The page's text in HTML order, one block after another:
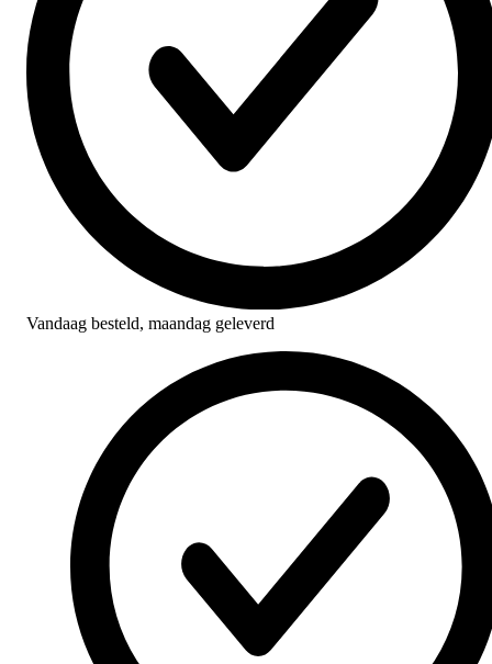
Vandaag besteld, maandag geleverd